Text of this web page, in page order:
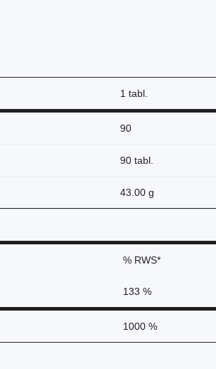
1 tabl.
90
90 tabl.
43.00 g
% RWS*
133 %
1000 %